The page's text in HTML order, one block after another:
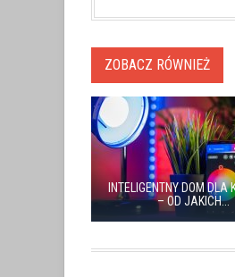
ZOBACZ RÓWNIEŻ
INTELIGENTNY DOM DLA
– OD JAKICH...